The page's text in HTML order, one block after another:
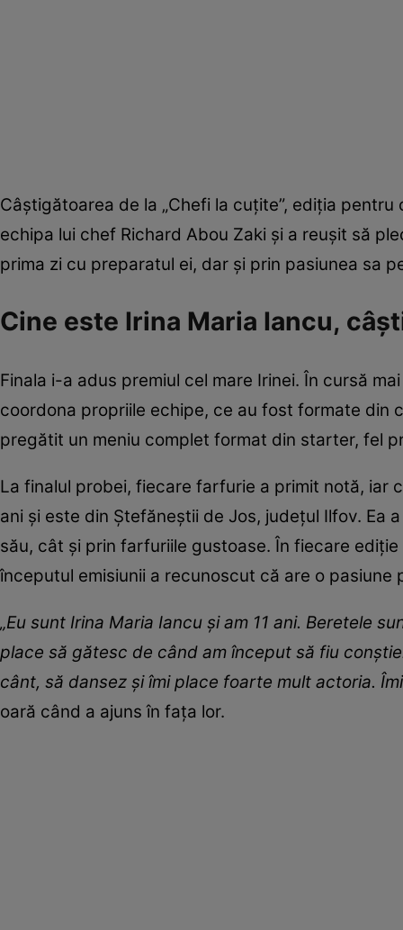
Câștigătoarea de la „Chefi la cuțite”, ediția
echipa lui chef Richard Abou Zaki și a reușit să
prima zi cu preparatul ei, dar și prin pasiunea sa
Cine este Irina Maria Iancu,
Finala i-a adus premiul cel mare Irinei. În cursă
coordona propriile echipe, ce au fost formate din
pregătit un meniu complet format din starter, fel
La finalul probei, fiecare farfurie a primit notă, iar
ani și este din Ștefăneștii de Jos, județul Ilfov.
său, cât și prin farfuriile gustoase. În fiecare
începutul emisiunii a recunoscut că are o pasiune
„Eu sunt Irina Maria Iancu și am 11 ani. Beretele
place să gătesc de când am început să fiu
cânt, să dansez și îmi place foarte mult actoria.
oară când a ajuns în fața lor.